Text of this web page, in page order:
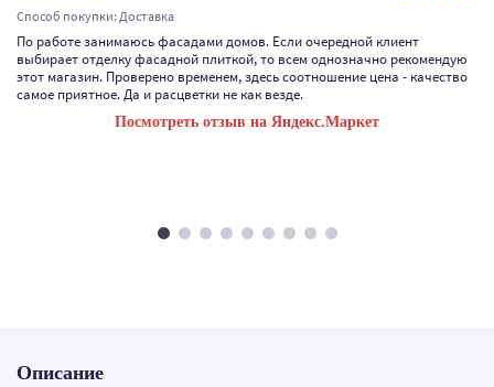
Способ покупки: Доставка
По работе занимаюсь фасадами домов. Если очередной клиент
выбирает отделку фасадной плиткой, то всем однозначно рекомендую
этот магазин. Проверено временем, здесь соотношение цена - качество
самое приятное. Да и расцветки не как везде.
Посмотреть отзыв на Яндекс.Маркет
Описание